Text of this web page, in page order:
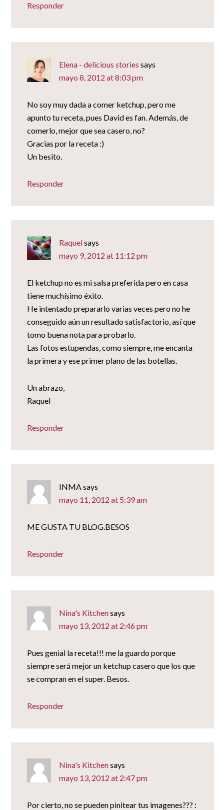
Responder
Elena - delicious stories says
mayo 8, 2012 at 8:03 pm
No soy muy dada a comer ketchup, pero me
apunto tu receta, pues David es fan. Además, de
comerlo, mejor que sea casero, no?
Gracias por la receta :)
Un besito.
Responder
Raquelsays
mayo 9, 2012 at 11:12 pm
El ketchup no es mi salsa preferida pero en casa
tiene muchísimo éxito.
He intentado prepararlo varias veces pero no he
conseguido aún un resultado satisfactorio, así que
tomo buena nota para probarlo.
Las fotos estupendas, como siempre, me encanta
la primera y ese primer plano de las botellas.
Un abrazo,
Raquel
Responder
INMAsays
mayo 11, 2012 at 5:39 am
ME GUSTA TU BLOG.BESOS
Responder
Nina's Kitchensays
mayo 13, 2012 at 2:46 pm
Pues genial la receta!!! me la guardo porque
siempre será mejor un ketchup casero que los que
se compran en el super. Besos.
Responder
Nina's Kitchensays
mayo 13, 2012 at 2:47 pm
Por cierto, no se pueden pinitear tus imagenes??? :